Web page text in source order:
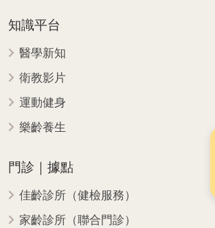
知識平台
醫學新知
衛教影片
運動健身
樂齡養生
門診｜據點
佳齡診所（健檢服務）
家齡診所（聯合門診）